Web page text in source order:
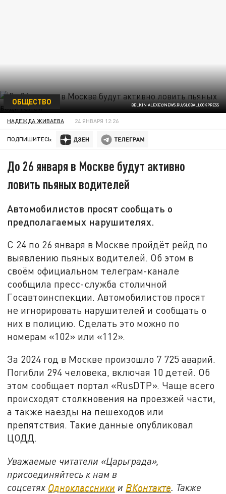
BELKIN ALEXEY/NEWS.RU/GLOBALLOOKPRESS
ОБЩЕСТВО
НАДЕЖДА ЖИВАЕВА 24 ЯНВАРЯ 12:26
ПОДПИШИТЕСЬ:
До 26 января в Москве будут активно
ловить пьяных водителей
Автомобилистов просят сообщать о
предполагаемых нарушителях.
С 24 по 26 января в Москве пройдёт рейд по
выявлению пьяных водителей. Об этом в
своём официальном телеграм-канале
сообщила пресс-служба столичной
Госавтоинспекции. Автомобилистов просят
не игнорировать нарушителей и сообщать о
них в полицию. Сделать это можно по
номерам «102» или «112».
За 2024 год в Москве произошло 7 725 аварий.
Погибли 294 человека, включая 10 детей. Об
этом сообщает портал «RusDTP». Чаще всего
происходят столкновения на проезжей части,
а также наезды на пешеходов или
препятствия. Такие данные опубликовал
ЦОДД.
Уважаемые читатели «Царьграда»,
присоединяйтесь к нам в
соцсетях Одноклассники и ВКонтакте. Также